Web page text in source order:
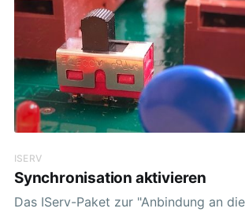
ISERV
Synchronisation aktivieren
Das IServ-Paket zur "Anbindung an die